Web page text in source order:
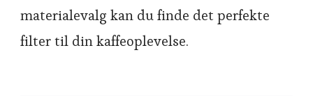
materialevalg kan du finde det perfekte
filter til din kaffeoplevelse.